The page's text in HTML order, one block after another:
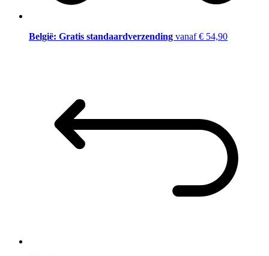
België: Gratis standaardverzending vanaf € 54,90